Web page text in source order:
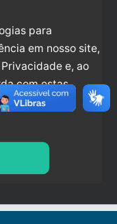
para
em nosso site,
e, ao
com estas